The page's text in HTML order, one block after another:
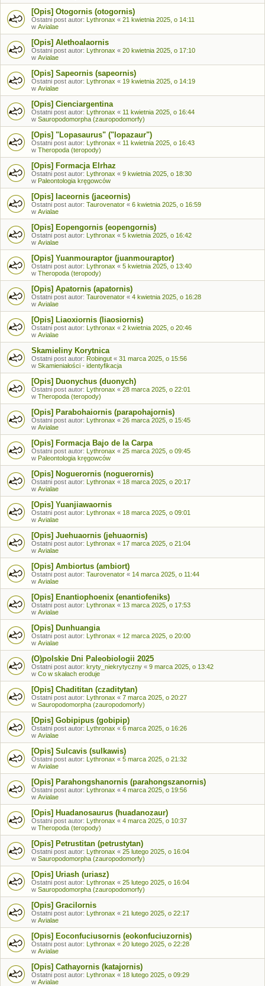
[Opis] Otogornis (otogornis)
Ostatni post autor: Lythronax « 21 kwietnia 2025, o 14:11
w Avialae
[Opis] Alethoalaornis
Ostatni post autor: Lythronax « 20 kwietnia 2025, o 17:10
w Avialae
[Opis] Sapeornis (sapeornis)
Ostatni post autor: Lythronax « 19 kwietnia 2025, o 14:19
w Avialae
[Opis] Cienciargentina
Ostatni post autor: Lythronax « 11 kwietnia 2025, o 16:44
w Sauropodomorpha (zauropodomorfy)
[Opis] "Lopasaurus" ("lopazaur")
Ostatni post autor: Lythronax « 11 kwietnia 2025, o 16:43
w Theropoda (teropody)
[Opis] Formacja Elrhaz
Ostatni post autor: Lythronax « 9 kwietnia 2025, o 18:30
w Paleontologia kręgowców
[Opis] Iaceornis (jaceornis)
Ostatni post autor: Taurovenator « 6 kwietnia 2025, o 16:59
w Avialae
[Opis] Eopengornis (eopengornis)
Ostatni post autor: Lythronax « 5 kwietnia 2025, o 16:42
w Avialae
[Opis] Yuanmouraptor (juanmouraptor)
Ostatni post autor: Lythronax « 5 kwietnia 2025, o 13:40
w Theropoda (teropody)
[Opis] Apatornis (apatornis)
Ostatni post autor: Taurovenator « 4 kwietnia 2025, o 16:28
w Avialae
[Opis] Liaoxiornis (liaosiornis)
Ostatni post autor: Lythronax « 2 kwietnia 2025, o 20:46
w Avialae
Skamieliny Korytnica
Ostatni post autor: Robingut « 31 marca 2025, o 15:56
w Skamieniałości - identyfikacja
[Opis] Duonychus (duonych)
Ostatni post autor: Lythronax « 28 marca 2025, o 22:01
w Theropoda (teropody)
[Opis] Parabohaiornis (parapohajornis)
Ostatni post autor: Lythronax « 26 marca 2025, o 15:45
w Avialae
[Opis] Formacja Bajo de la Carpa
Ostatni post autor: Lythronax « 25 marca 2025, o 09:45
w Paleontologia kręgowców
[Opis] Noguerornis (noguerornis)
Ostatni post autor: Lythronax « 18 marca 2025, o 20:17
w Avialae
[Opis] Yuanjiawaornis
Ostatni post autor: Lythronax « 18 marca 2025, o 09:01
w Avialae
[Opis] Juehuaornis (jehuaornis)
Ostatni post autor: Lythronax « 17 marca 2025, o 21:04
w Avialae
[Opis] Ambiortus (ambiort)
Ostatni post autor: Taurovenator « 14 marca 2025, o 11:44
w Avialae
[Opis] Enantiophoenix (enantiofeniks)
Ostatni post autor: Lythronax « 13 marca 2025, o 17:53
w Avialae
[Opis] Dunhuangia
Ostatni post autor: Lythronax « 12 marca 2025, o 20:00
w Avialae
(O)polskie Dni Paleobiologii 2025
Ostatni post autor: kryty_niekrytyczny « 9 marca 2025, o 13:42
w Co w skałach eroduje
[Opis] Chadititan (czaditytan)
Ostatni post autor: Lythronax « 7 marca 2025, o 20:27
w Sauropodomorpha (zauropodomorfy)
[Opis] Gobipipus (gobipip)
Ostatni post autor: Lythronax « 6 marca 2025, o 16:26
w Avialae
[Opis] Sulcavis (sulkawis)
Ostatni post autor: Lythronax « 5 marca 2025, o 21:32
w Avialae
[Opis] Parahongshanornis (parahongszanornis)
Ostatni post autor: Lythronax « 4 marca 2025, o 19:56
w Avialae
[Opis] Huadanosaurus (huadanozaur)
Ostatni post autor: Lythronax « 4 marca 2025, o 10:37
w Theropoda (teropody)
[Opis] Petrustitan (petrustytan)
Ostatni post autor: Lythronax « 25 lutego 2025, o 16:04
w Sauropodomorpha (zauropodomorfy)
[Opis] Uriash (uriasz)
Ostatni post autor: Lythronax « 25 lutego 2025, o 16:04
w Sauropodomorpha (zauropodomorfy)
[Opis] Gracilornis
Ostatni post autor: Lythronax « 21 lutego 2025, o 22:17
w Avialae
[Opis] Eoconfuciusornis (eokonfuciuzornis)
Ostatni post autor: Lythronax « 20 lutego 2025, o 22:28
w Avialae
[Opis] Cathayornis (katajornis)
Ostatni post autor: Lythronax « 18 lutego 2025, o 09:29
w Avialae